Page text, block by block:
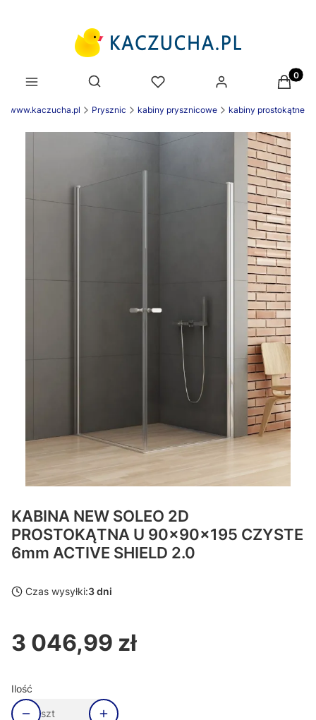
Otwórz wyszukiwarkę
www.kaczucha.pl Prysznic kabiny prysznicowe kabiny prostokątne
KABINA NEW SOLEO 2D
PROSTOKĄTNA U 90x90x195 CZYSTE
6mm ACTIVE SHIELD 2.0
Czas wysyłki:3 dni
Cena
3 046,99 zł
Ilość
szt